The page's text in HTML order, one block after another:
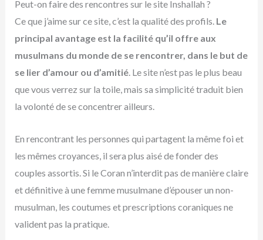
Peut-on faire des rencontres sur le site Inshallah ?
Ce que j’aime sur ce site, c’est la qualité des profils. Le
principal avantage est la facilité qu’il offre aux
musulmans du monde de se rencontrer, dans le but de
se lier d’amour ou d’amitié. Le site n’est pas le plus beau
que vous verrez sur la toile, mais sa simplicité traduit bien
la volonté de se concentrer ailleurs.
En rencontrant les personnes qui partagent la même foi et
les mêmes croyances, il sera plus aisé de fonder des
couples assortis. Si le Coran n’interdit pas de manière claire
et définitive à une femme musulmane d’épouser un non-
musulman, les coutumes et prescriptions coraniques ne
valident pas la pratique.